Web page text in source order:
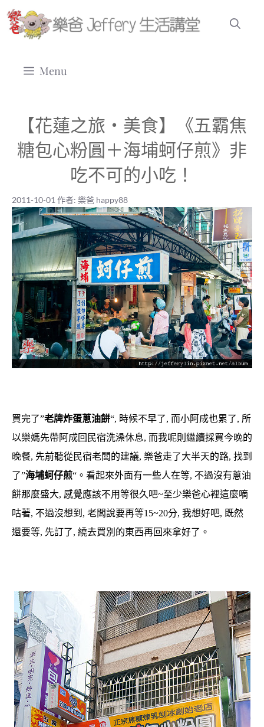
跳
至
Menu
【花蓮之旅‧美食】《五霸焦
糖包心粉圓＋海埔蚵仔煎》非
吃不可的小吃！
2011-10-01 | 樂爸 happy88
2011-10-01 作者: 樂爸 happy88
買完了”老牌炸蛋蔥油餅“, 時候不早了, 而小阿成也累了, 所
以樂媽先帶阿成回民宿洗澡休息, 而我呢則繼續採買今晚的
晚餐, 先前聽從民宿老闆的建議, 樂爸走了大半天的路, 找到
了”海埔蚵仔煎“。看起來外面有一些人在等, 不過沒有蔥油
餅那麼盛大, 感覺應該不用等很久吧~至少樂爸心裡這麼嘀
咕著, 不過沒想到, 老闆說要再等15~20分, 我想好吧, 既然
還要等, 先訂了, 繞去買別的東西再回來拿好了。